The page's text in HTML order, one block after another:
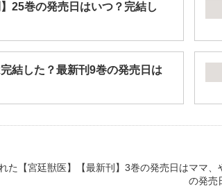
25巻の発売日はいつ？完結し
完結した？最新刊9巻の発売日は
た【宮廷獣医】【最新刊】3巻の発売日はママ、
の発売